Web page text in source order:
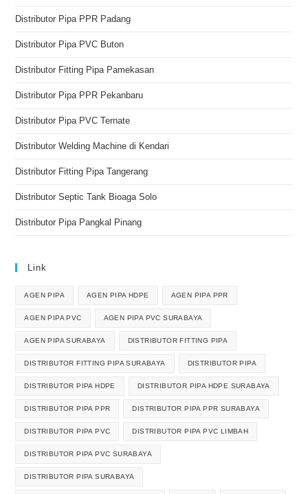
Distributor Pipa PPR Padang
Distributor Pipa PVC Buton
Distributor Fitting Pipa Pamekasan
Distributor Pipa PPR Pekanbaru
Distributor Pipa PVC Ternate
Distributor Welding Machine di Kendari
Distributor Fitting Pipa Tangerang
Distributor Septic Tank Bioaga Solo
Distributor Pipa Pangkal Pinang
Link
AGEN PIPA AGEN PIPA HDPE AGEN PIPA PPR
AGEN PIPA PVC AGEN PIPA PVC SURABAYA
AGEN PIPA SURABAYA DISTRIBUTOR FITTING PIPA
DISTRIBUTOR FITTING PIPA SURABAYA DISTRIBUTOR PIPA
DISTRIBUTOR PIPA HDPE DISTRIBUTOR PIPA HDPE SURABAYA
DISTRIBUTOR PIPA PPR DISTRIBUTOR PIPA PPR SURABAYA
DISTRIBUTOR PIPA PVC DISTRIBUTOR PIPA PVC LIMBAH
DISTRIBUTOR PIPA PVC SURABAYA
DISTRIBUTOR PIPA SURABAYA